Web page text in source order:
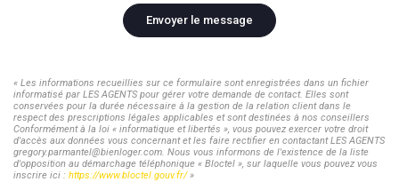
Envoyer le message
« Les informations recueillies sur ce formulaire sont enregistrées dans un fichier
informatisé par LES AGENTS pour gérer votre demande de contact. Elles sont
conservées pour la durée nécessaire à la gestion de la relation client dans le
respect des prescriptions légales applicables et sont destinées à nos conseillers
Conformément à la loi « informatique et libertés », vous pouvez exercer votre droit
d'accès aux données vous concernant et les faire rectifier en contactant LES AGENTS
gregory.parmantel@bienloger.com. Nous vous informons de l'existence de la liste
d'opposition au démarchage téléphonique « Bloctel », sur laquelle vous pouvez vous
inscrire ici : https://www.bloctel.gouv.fr/»